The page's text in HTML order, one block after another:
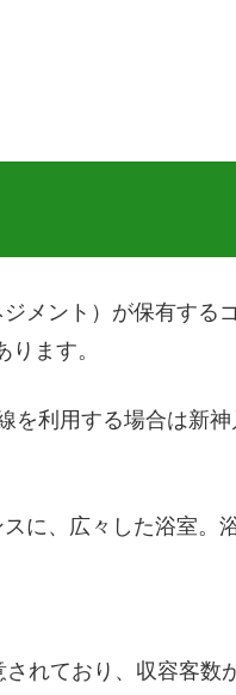
メント）が保有する
ます。
を利用する場合は新神
に、広々した浴室。
れており、収容客数